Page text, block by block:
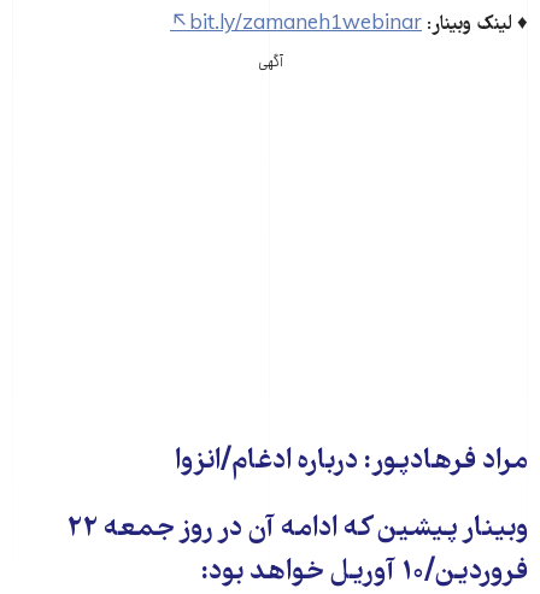
♦ لینک وبینار:
bit.ly/zamaneh1webinar
آگهی
مراد فرهادپور: درباره ادغام/انزوا
وبینار پیشین که ادامه آن در روز جمعه ۲۲
فروردین/۱۰ آوریل خواهد بود: